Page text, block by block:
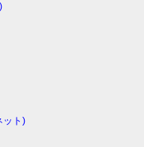
ット)